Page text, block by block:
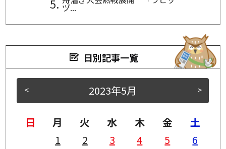
ヅ...
日別記事一覧
< >
2023年5月
日 月 火 水 木 金
土
1
2 3 4 5
6